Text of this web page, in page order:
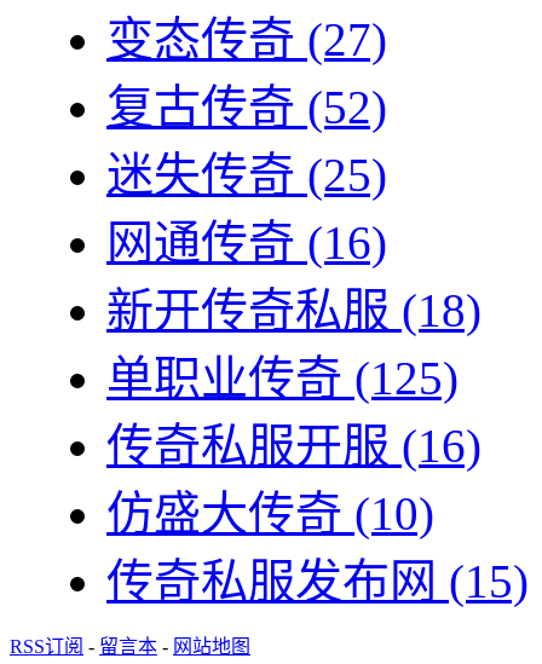
变态传奇 (27)
复古传奇 (52)
迷失传奇 (25)
网通传奇 (16)
新开传奇私服 (18)
单职业传奇 (125)
传奇私服开服 (16)
仿盛大传奇 (10)
传奇私服发布网 (15)
RSS订阅 - 留言本 - 网站地图